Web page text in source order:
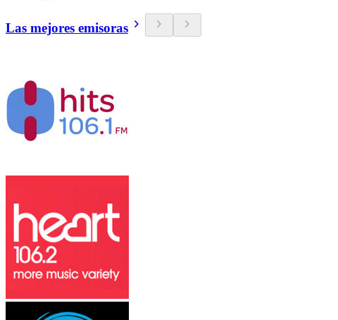
Las mejores emisoras